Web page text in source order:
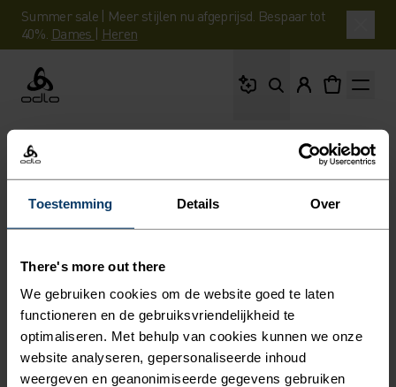
Toestemming Details Over
There's more out there
We gebruiken cookies om de website goed te laten
functioneren en de gebruiksvriendelijkheid te
optimaliseren. Met behulp van cookies kunnen we onze
website analyseren, gepersonaliseerde inhoud
weergeven en geanonimiseerde gegevens gebruiken
Summer sale | Meer stijlen nu afgeprijsd. Bespaar tot
40%. Dames | Heren
Odlo